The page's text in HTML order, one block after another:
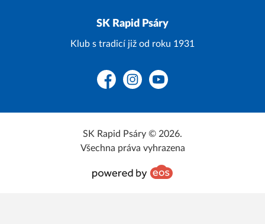
SK Rapid Psáry
Klub s tradicí již od roku 1931
FacebookInstagramYouTube
SK Rapid Psáry © 2026.
Všechna práva vyhrazena